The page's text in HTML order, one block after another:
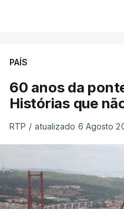
PAÍS
60 anos da
Histórias que
RTP / atualizado 6 Agosto